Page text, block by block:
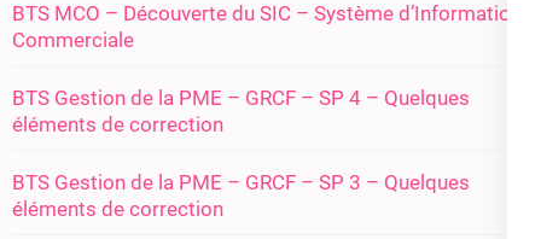
BTS MCO – Découverte du SIC – Système d’Information
Commerciale
BTS Gestion de la PME – GRCF – SP 4 – Quelques
éléments de correction
BTS Gestion de la PME – GRCF – SP 3 – Quelques
éléments de correction